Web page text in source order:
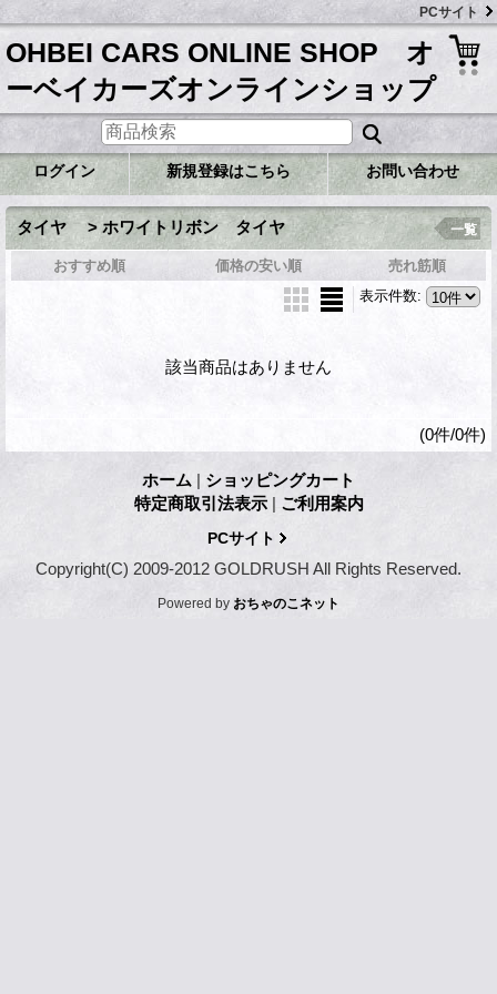
PCサイト
OHBEI CARS ONLINE SHOP オ
ーベイカーズオンラインショップ
ログイン 新規登録はこちら お問い合わせ
タイヤ > ホワイトリボン タイヤ 一覧
おすすめ順 価格の安い順
売れ筋順
表示件数:
該当商品はありません
(0件/0件)
ホーム | ショッピングカート
特定商取引法表示 | ご利用案内
PCサイト
Copyright(C) 2009-2012 GOLDRUSH All Rights Reserved.
Powered by おちゃのこネット